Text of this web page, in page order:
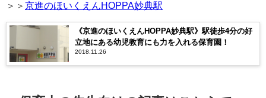
＞＞ 京進のほいくえんHOPPA妙典駅
《京進のほいくえんHOPPA妙典駅》駅徒歩4分の好
立地にある幼児教育にも力を入れる保育園！
2018.11.26